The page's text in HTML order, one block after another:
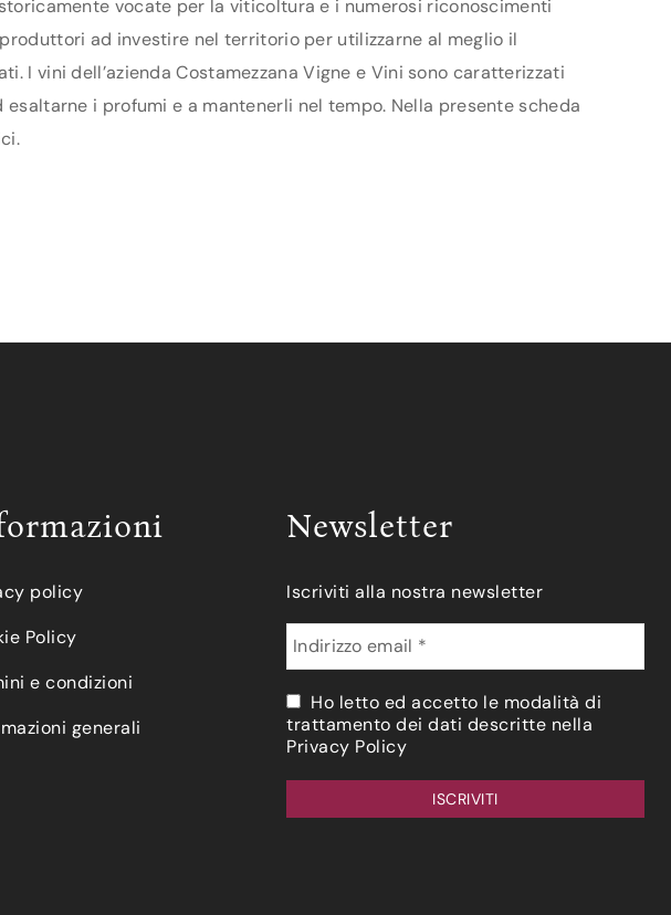
vocate per la viticoltura e i numerosi riconoscimenti
ad investire nel territorio per utilizzarne al meglio il
vini dell’azienda Costamezzana Vigne e Vini sono caratterizzati
i profumi e a mantenerli nel tempo. Nella presente scheda
policy
Policy
e condizioni
generali
Newsletter
Iscriviti alla nostra newsletter
Ho letto ed accetto le modalità di
trattamento dei dati descritte nella
Privacy Policy